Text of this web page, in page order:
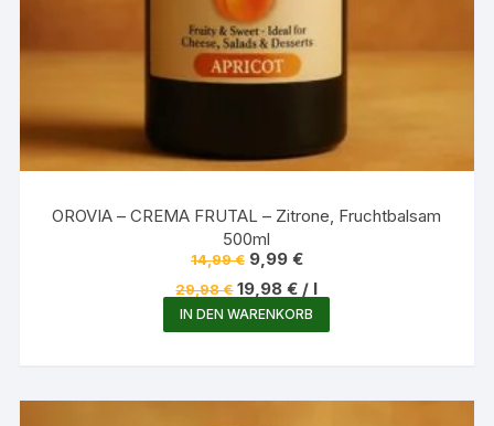
OROVIA – CREMA FRUTAL – Zitrone, Fruchtbalsam
500ml
14,99€ Ursprünglicher
Preis
war:
14,99 €
9,99 €Aktueller
ist:
9,99 €.
29,98€ 19,98€ / l
IN DEN WARENKORB